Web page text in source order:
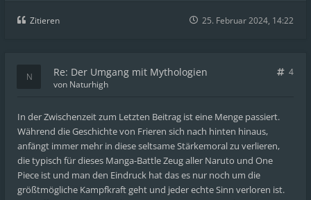
Zitieren 25. Februar 2024, 14:22
Re: Der Umgang mit Mythologien
4
von Naturhigh
In der Zwischenzeit zum Letzten Beitrag ist eine Menge passiert.
Während die Geschichte von Frieren sich nach hinten hinaus,
anfängt immer mehr in diese seltsame Stärkemoral zu verlieren,
die typisch für dieses Manga-Battle Zeug aller Naruto und One
Piece ist und man den Eindruck hat das es nur noch um die
größtmögliche Kampfkraft geht und jeder echte Sinn verloren ist.